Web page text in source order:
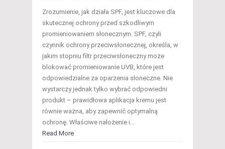
Zrozumienie, jak działa SPF, jest kluczowe dla
skutecznej ochrony przed szkodliwym
promieniowaniem słonecznym. SPF, czyli
czynnik ochrony przeciwsłonecznej, określa, w
jakim stopniu filtr przeciwsłoneczny może
blokować promieniowanie UVB, które jest
odpowiedzialne za oparzenia słoneczne. Nie
wystarczy jednak tylko wybrać odpowiedni
produkt – prawidłowa aplikacja kremu jest
równie ważna, aby zapewnić optymalną
ochronę. Właściwe nałożenie i…
Read More